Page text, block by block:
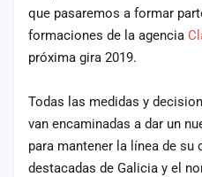
que pasaremos a formar
formaciones de la agencia
próxima gira 2019.
Todas las medidas y
van encaminadas a dar un
para mantener la línea de
destacadas de Galicia y el
Crear
cuenta
Administración
Contacto